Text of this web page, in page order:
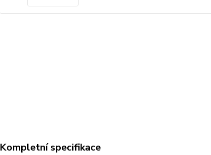
Kompletní specifikace